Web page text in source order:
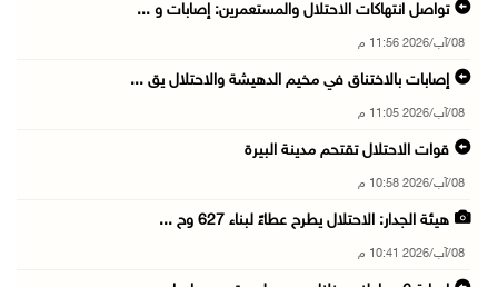
تواصل انتهاكات الاحتلال والمستعمرين: إصابات و ...
08/آب/2026 11:56 م
إصابات بالاختناق في مخيم الدهيشة والاحتلال يق ...
08/آب/2026 11:05 م
قوات الاحتلال تقتحم مدينة البيرة
08/آب/2026 10:58 م
هيئة الجدار: الاحتلال يطرح عطاءً لبناء 627 وح ...
08/آب/2026 10:41 م